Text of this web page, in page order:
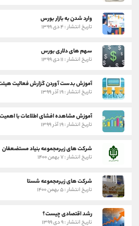
وارد شدن به بازار بورس
تاریخ انتشار : ۴ دی ۱۳۹۹
سهم های دلاری بورس
تاریخ انتشار : ۱۱ دی ۱۳۹۹
آموزش بدست آوردن گزارش فعالیت
تاریخ انتشار : ۱۹ آذر ۱۳۹۹
آموزش مشاهده افشای اطلاعات با
تاریخ انتشار : ۱۹ آذر ۱۳۹۹
شرکت های زیرمجموعه بنیاد مستضعفان
تاریخ انتشار : ۷ بهمن ۱۴۰۰
شرکت های زیرمجموعه شستا
تاریخ انتشار : ۵ بهمن ۱۴۰۰
رشد اقتصادی چیست؟
تاریخ انتشار : ۹ دی ۱۳۹۹